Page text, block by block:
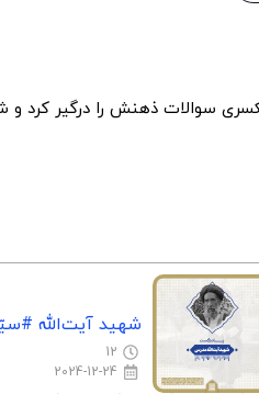
سوالات ذهنش را درگیر کرد
شهید آیت‌الله
12
2024-12-24